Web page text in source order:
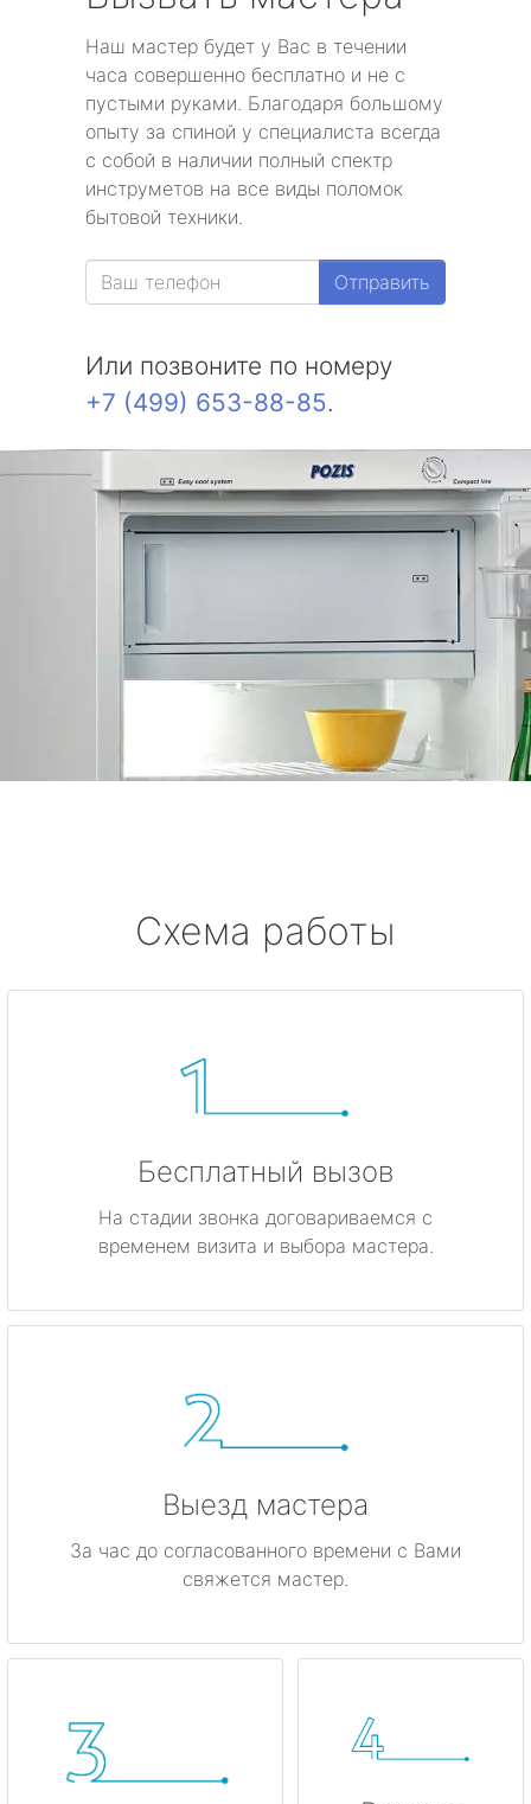
Наш мастер будет у Вас в течении
часа совершенно бесплатно и не с
пустыми руками. Благодаря большому
опыту за спиной у специалиста всегда
с собой в наличии полный спектр
инструметов на все виды поломок
бытовой техники.
Отправить
Или позвоните по номеру
+7 (499) 653-88-85.
Схема работы
Бесплатный вызов
На стадии звонка договариваемся с
временем визита и выбора мастера.
Выезд мастера
За час до согласованного времени с Вами
свяжется мастер.